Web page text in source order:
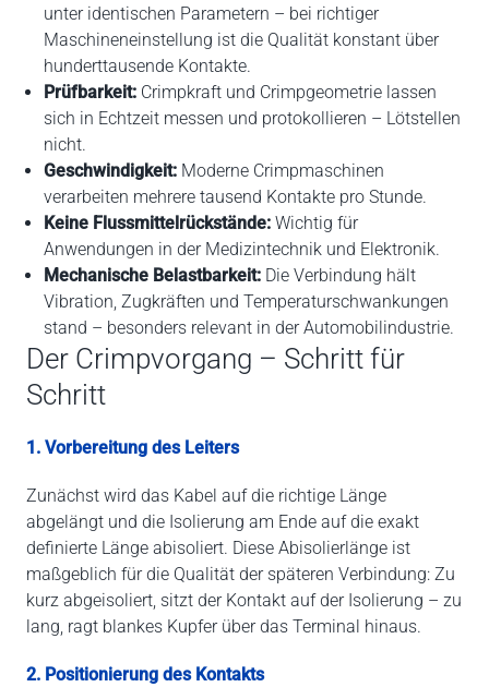
unter identischen Parametern – bei richtiger
Maschineneinstellung ist die Qualität konstant über
hunderttausende Kontakte.
Prüfbarkeit: Crimpkraft und Crimpgeometrie lassen
sich in Echtzeit messen und protokollieren – Lötstellen
nicht.
Geschwindigkeit: Moderne Crimpmaschinen
verarbeiten mehrere tausend Kontakte pro Stunde.
Keine Flussmittelrückstände: Wichtig für
Anwendungen in der Medizintechnik und Elektronik.
Mechanische Belastbarkeit: Die Verbindung hält
Vibration, Zugkräften und Temperaturschwankungen
stand – besonders relevant in der Automobilindustrie.
Der Crimpvorgang – Schritt für
Schritt
1. Vorbereitung des Leiters
Zunächst wird das Kabel auf die richtige Länge
abgelängt und die Isolierung am Ende auf die exakt
definierte Länge abisoliert. Diese Abisolierlänge ist
maßgeblich für die Qualität der späteren Verbindung: Zu
kurz abgeisoliert, sitzt der Kontakt auf der Isolierung – zu
lang, ragt blankes Kupfer über das Terminal hinaus.
2. Positionierung des Kontakts